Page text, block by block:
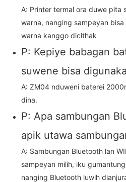
A: Printer termal ora duwe pita
warna, nanging sampeyan
warna kanggo dicithak
P: Kepiye babagan
suwene bisa
A: ZM04 nduweni baterei
dina.
P: Apa sambungan
apik utawa
A: Sambungan Bluetooth lan
sampeyan milih, iku
nanging Bluetooth luwih